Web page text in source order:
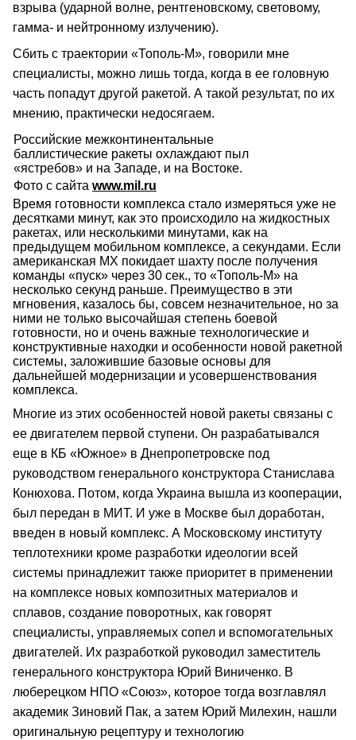
взрыва (ударной волне, рентгеновскому, световому,
гамма- и нейтронному излучению).
Сбить с траектории «Тополь‑М», говорили мне
специалисты, можно лишь тогда, когда в ее головную
часть попадут другой ракетой. А такой результат, по их
мнению, практически недосягаем.
Российские межконтинентальные
баллистические ракеты охлаждают пыл
«ястребов» и на Западе, и на Востоке.
Фото с сайта www.mil.ru
Время готовности комплекса стало измеряться уже не
десятками минут, как это происходило на жидкостных
ракетах, или несколькими минутами, как на
предыдущем мобильном комплексе, а секундами. Если
американская МХ покидает шахту после получения
команды «пуск» через 30 сек., то «Тополь‑М» на
несколько секунд раньше. Преимущество в эти
мгновения, казалось бы, совсем незначительное, но за
ними не только высочайшая степень боевой
готовности, но и очень важные технологические и
конструктивные находки и особенности новой ракетной
системы, заложившие базовые основы для
дальнейшей модернизации и усовершенствования
комплекса.
Многие из этих особенностей новой ракеты связаны с
ее двигателем первой ступени. Он разрабатывался
еще в КБ «Южное» в Днепропетровске под
руководством генерального конструктора Станислава
Конюхова. Потом, когда Украина вышла из кооперации,
был передан в МИТ. И уже в Москве был доработан,
введен в новый комплекс. А Московскому институту
теплотехники кроме разработки идеологии всей
системы принадлежит также приоритет в применении
на комплексе новых композитных материалов и
сплавов, создание поворотных, как говорят
специалисты, управляемых сопел и вспомогательных
двигателей. Их разработкой руководил заместитель
генерального конструктора Юрий Виниченко. В
люберецком НПО «Союз», которое тогда возглавлял
академик Зиновий Пак, а затем Юрий Милехин, нашли
оригинальную рецептуру и технологию